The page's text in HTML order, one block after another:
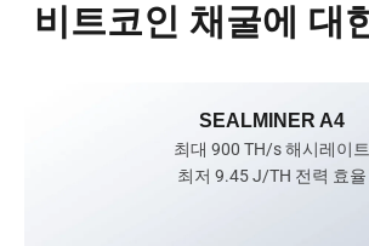
비트코인 채굴에 대
SEALMINER A4
최대 900 TH/s 해시레이트
최저 9.45 J/TH 전력 효율